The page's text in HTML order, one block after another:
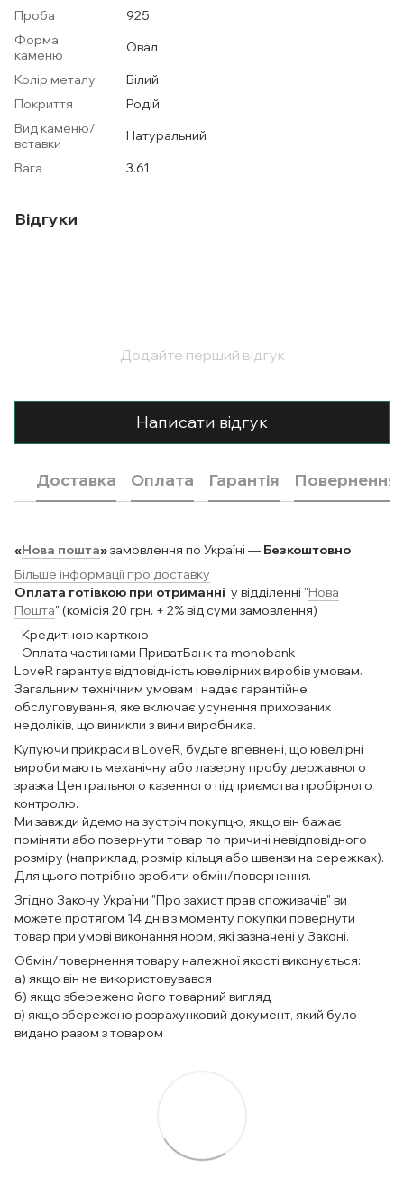
Проба
925
Форма
каменю
Овал
Колір металу
Білий
Покриття
Родій
Вид каменю/
вставки
Натуральний
Вага
3.61
Відгуки
Додайте перший відгук
Написати відгук
Доставка Оплата Гарантія Повернення
«Нова пошта»замовлення по Україні — Безкоштовно
Більше інформації про доставку
Оплата готівкою при отриманні у відділенні "Нова
Пошта" (комісія 20 грн. + 2% від суми замовлення)
- Кредитною карткою
- Оплата частинами ПриватБанк та monobank
LoveR гарантує відповідність ювелірних виробів умовам.
Загальним технічним умовам і надає гарантійне
обслуговування, яке включає усунення прихованих
недоліків, що виникли з вини виробника.
Купуючи прикраси в LoveR, будьте впевнені, що ювелірні
вироби мають механічну або лазерну пробу державного
зразка Центрального казенного підприємства пробірного
контролю.
Ми завжди йдемо на зустріч покупцю, якщо він бажає
поміняти або повернути товар по причині невідповідного
розміру (наприклад, розмір кільця або швензи на сережках).
Для цього потрібно зробити обмін/повернення.
Згідно Закону України "Про захист прав споживачів" ви
можете протягом 14 днів з моменту покупки повернути
товар при умові виконання норм, які зазначені у Законі.
Обмін/повернення товару належної якості виконується:
а) якщо він не використовувався
б) якщо збережено його товарний вигляд
в) якщо збережено розрахунковий документ, який було
видано разом з товаром